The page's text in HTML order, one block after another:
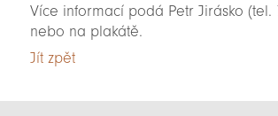
Více informací podá Petr Jirásko (tel.
nebo na plakátě.
Jít zpět